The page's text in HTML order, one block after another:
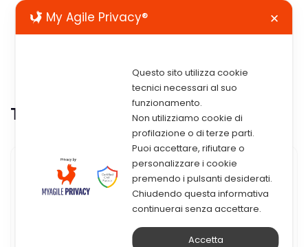
Tag: digital transformation
23 Novembre 2021
La Nuova Conservazione
Digitale È Alle Porte. Tu Sei
My Agile Privacy® ✕
Questo sito utilizza cookie
tecnici necessari al suo
funzionamento.
Non utilizziamo cookie di
profilazione o di terze parti.
Puoi accettare, rifiutare o
personalizzare i cookie
premendo i pulsanti desiderati.
Chiudendo questa informativa
continuerai senza accettare.
Accetta